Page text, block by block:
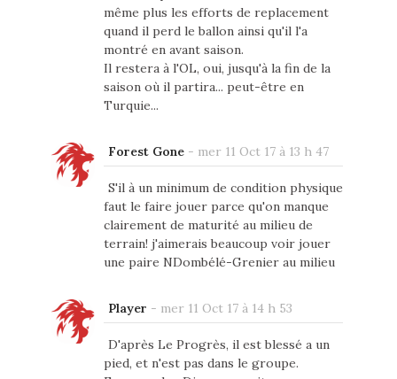
même plus les efforts de replacement
quand il perd le ballon ainsi qu'il l'a
montré en avant saison.
Il restera à l'OL, oui, jusqu'à la fin de la
saison où il partira... peut-être en
Turquie...
Forest Gone- mer 11 Oct 17 à 13 h 47
S'il à un minimum de condition physique
faut le faire jouer parce qu'on manque
clairement de maturité au milieu de
terrain! j'aimerais beaucoup voir jouer
une paire NDombélé-Grenier au milieu
Player - mer 11 Oct 17 à 14 h 53
D'après Le Progrès, il est blessé a un
pied, et n'est pas dans le groupe.